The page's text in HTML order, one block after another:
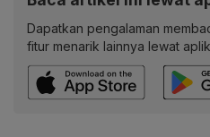
Dapatkan pengalaman
fitur menarik lainnya lewat